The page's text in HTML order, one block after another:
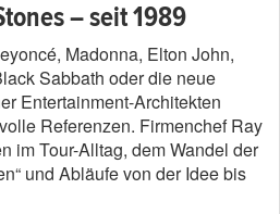
– seit 1989
Madonna, Elton John,
Sabbath oder die neue
Entertainment-Architekten
Referenzen. Firmenchef Ray
im Tour-Alltag, dem Wandel der
und Abläufe von der Idee bis